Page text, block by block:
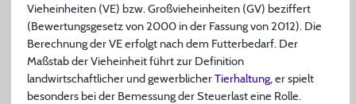
Vieheinheiten (VE) bzw. Großvieheinheiten (GV) beziffert
(Bewertungsgesetz von 2000 in der Fassung von 2012). Die
Berechnung der VE erfolgt nach dem Futterbedarf. Der
Maßstab der Vieheinheit führt zur Definition
landwirtschaftlicher und gewerblicherTierhaltung, er spielt
besonders bei der Bemessung der Steuerlast eine Rolle.